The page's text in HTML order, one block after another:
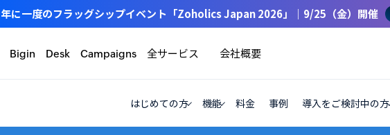
年に一度のフラッグシップイベント「Zoholics Japan 2026」｜9/25（金）開催
Bigin Desk Campaigns 全サービス 会社概要
はじめての方 機能 料金 事例 導入をご検討中の方